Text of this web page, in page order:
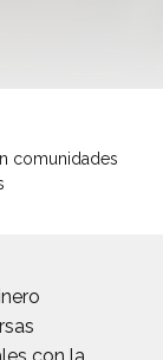
comunidades